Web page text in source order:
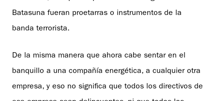
Batasuna fueran proetarras o instrumentos de la
banda terrorista.
De la misma manera que ahora cabe sentar en el
banquillo a una compañía energética, a cualquier otra
empresa, y eso no significa que todos los directivos de